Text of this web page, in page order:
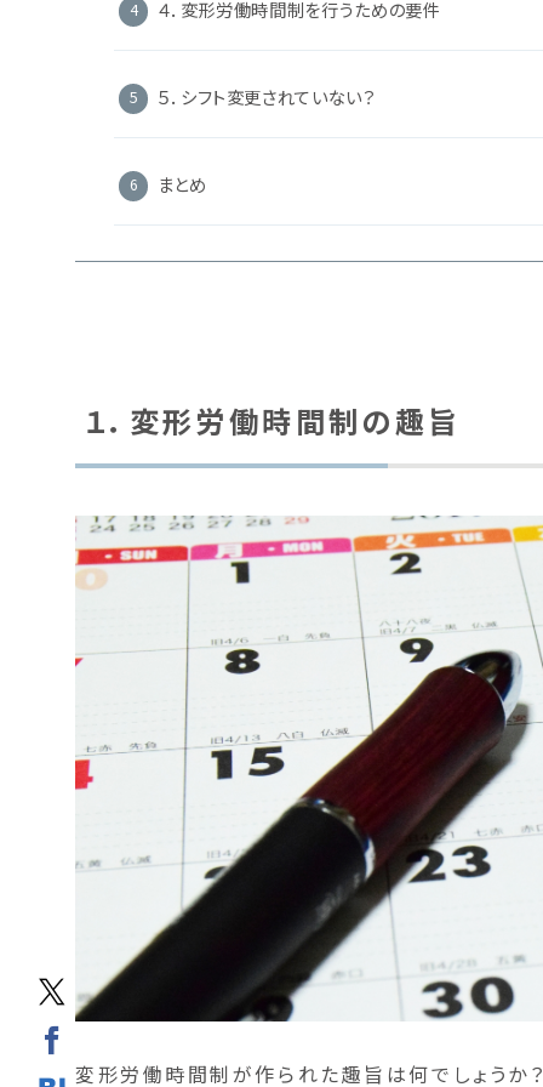
４．変形労働時間制を行うための要件
５．シフト変更されていない？
まとめ
１．変形労働時間制の趣旨
変形労働時間制が作られた趣旨は何でしょうか